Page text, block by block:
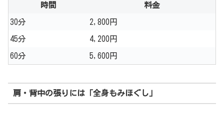
時間 料金
30分 2,800円
45分 4,200円
60分 5,600円
肩・背中の張りには「全身もみほぐし」